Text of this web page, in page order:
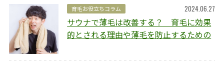
育毛お役立ちコラム 2024.06.27
サウナで薄毛は改善する？ 育毛に効果
的とされる理由や薄毛を防止するための